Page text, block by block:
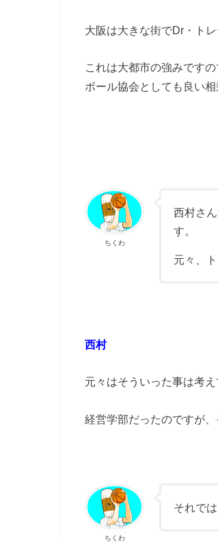
大阪は大きな街でDr・ト
これは大都市の強みです
ボール協会としても良い相
ちくわ
西村さ
す。
元々、
西村
元々はそういった事は考
経営学部だったのですが
ちくわ
それで